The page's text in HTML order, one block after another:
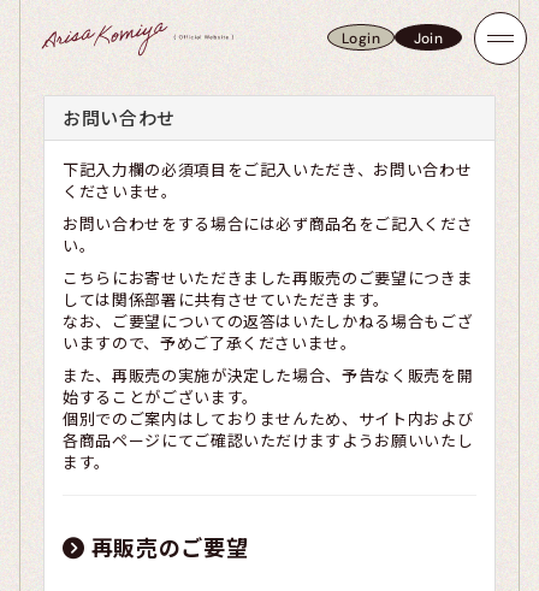
Login
Join
お問い合わせ
下記入力欄の必須項目をご記入いただき、お問い合わせ
くださいませ。
お問い合わせをする場合には必ず商品名をご記入くださ
い。
こちらにお寄せいただきました再販売のご要望につきま
しては関係部署に共有させていただきます。
なお、ご要望についての返答はいたしかねる場合もござ
いますので、予めご了承くださいませ。
また、再販売の実施が決定した場合、予告なく販売を開
始することがございます。
個別でのご案内はしておりませんため、サイト内および
各商品ページにてご確認いただけますようお願いいたし
ます。
再販売のご要望